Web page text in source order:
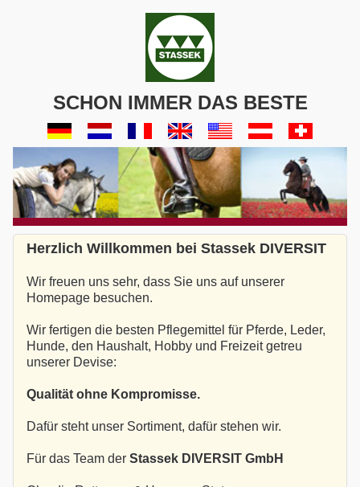
SCHON IMMER DAS BESTE
Herzlich Willkommen bei Stassek DIVERSIT
Wir freuen uns sehr, dass Sie uns auf unserer
Homepage besuchen.
Wir fertigen die besten Pflegemittel für Pferde, Leder,
Hunde, den Haushalt, Hobby und Freizeit getreu
unserer Devise:
Qualität ohne Kompromisse.
Dafür steht unser Sortiment, dafür stehen wir.
Für das Team der Stassek DIVERSIT GmbH